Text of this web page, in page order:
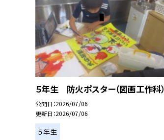
５年生 防火ポスター（図画工作科）
公開日 2026/07/06
更新日 2026/07/06
５年生